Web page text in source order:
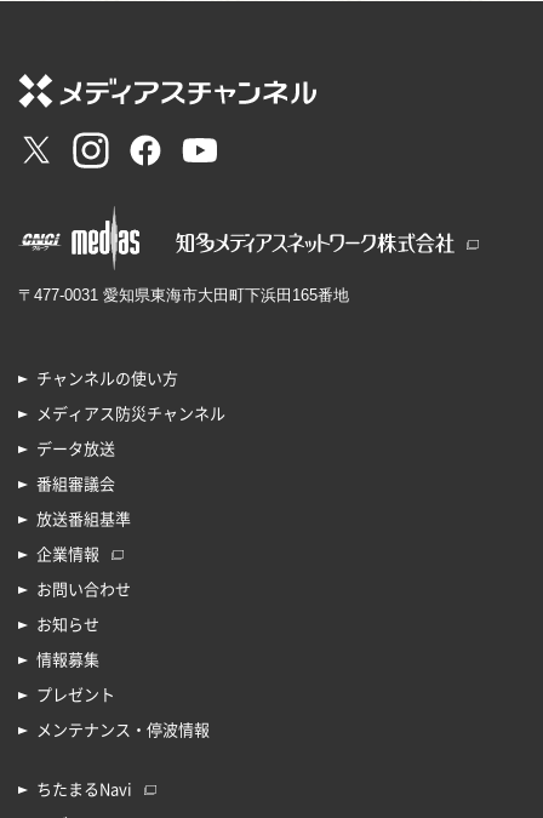
〒477-0031 愛知県東海市大田町下浜田165番地
チャンネルの使い方
メディアス防災チャンネル
データ放送
番組審議会
放送番組基準
企業情報
お問い合わせ
お知らせ
情報募集
プレゼント
メンテナンス・停波情報
ちたまるNavi